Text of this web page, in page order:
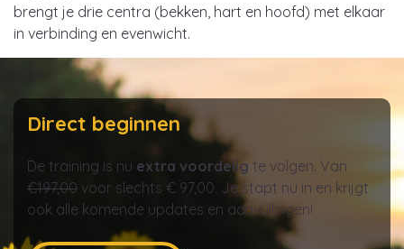
brengt je drie centra (bekken, hart en hoofd) met elkaar
in verbinding en evenwicht.
Direct beginnen
De training is nu extra voordelig te volgen. Van
€197,00 voor slechts € 97,00. Je stapt nu in en krijgt
ook alle komende updates en aanvullingen!